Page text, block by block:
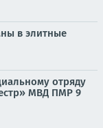
в элитные
отряду
МВД ПМР 9